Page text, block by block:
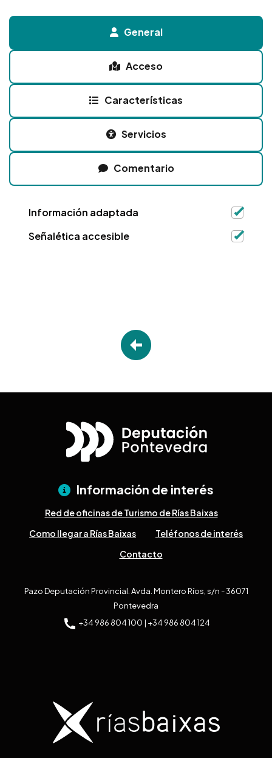
General
Acceso
Características
Servicios
Comentario
Información adaptada
Señalética accesible
Información de interés
Red de oficinas de Turismo de Rías Baixas
Como llegar a Rías Baixas
Teléfonos de interés
Contacto
Pazo Deputación Provincial. Avda. Montero Ríos, s/n - 36071
Pontevedra
+34 986 804 100 | +34 986 804 124